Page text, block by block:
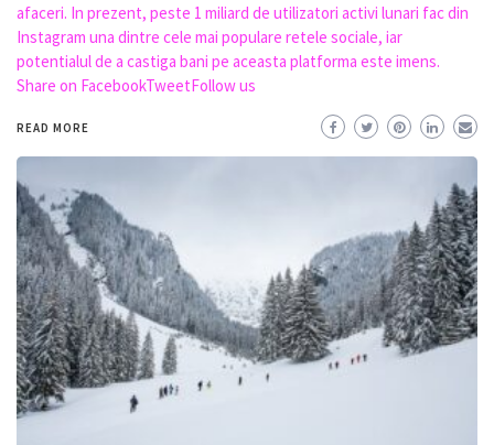
afaceri. In prezent, peste 1 miliard de utilizatori activi lunari fac din
Instagram una dintre cele mai populare retele sociale, iar
potentialul de a castiga bani pe aceasta platforma este imens.
Share on FacebookTweetFollow us
READ MORE